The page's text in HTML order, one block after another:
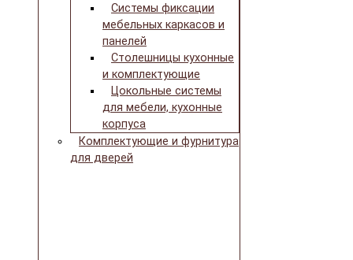
Системы фиксации
мебельных каркасов и
панелей
Столешницы кухонные
и комплектующие
Цокольные системы
для мебели, кухонные
корпуса
Комплектующие и фурнитура
для дверей